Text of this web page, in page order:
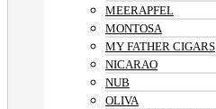
MEERAPFEL
MONTOSA
MY FATHER CIGARS
NICARAO
NUB
OLIVA